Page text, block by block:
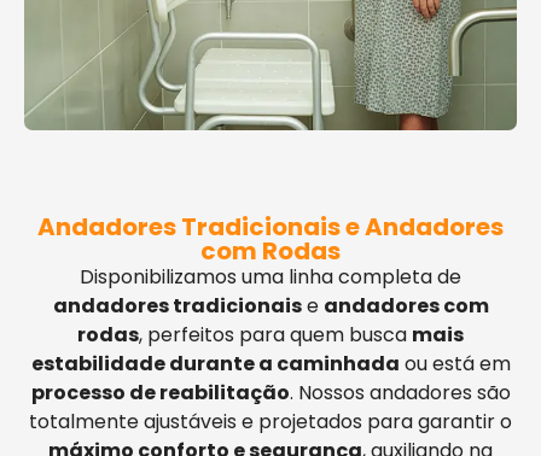
Andadores Tradicionais e Andadores
com Rodas
Disponibilizamos uma linha completa de
andadores tradicionaise andadores com
rodas, perfeitos para quem busca mais
estabilidade durante a caminhada ou está em
processo de reabilitação. Nossos andadores são
totalmente ajustáveis e projetados para garantir o